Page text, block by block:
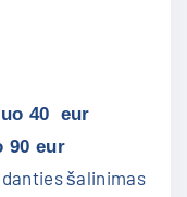
40 eur
90 eur
šalinimas